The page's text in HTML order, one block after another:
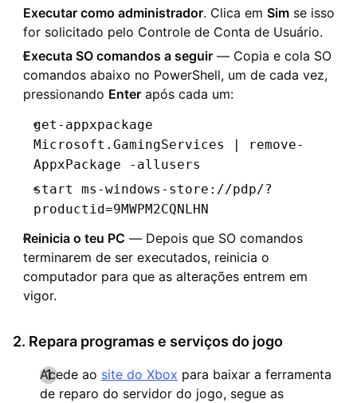
Executar como administrador. Clica em Sim se isso
for solicitado pelo Controle de Conta de Usuário.
Executa SO comandos a seguir — Copia e cola SO
comandos abaixo no PowerShell, um de cada vez,
pressionando Enter após cada um:
get-appxpackage
Microsoft.GamingServices | remove-
AppxPackage -allusers
start ms-windows-store://pdp/?
productid=9MWPM2CQNLHN
Reinicia o teu PC — Depois que SO comandos
terminarem de ser executados, reinicia o
computador para que as alterações entrem em
vigor.
2. Repara programas e serviços do jogo
Acede ao site do Xbox para baixar a ferramenta
de reparo do servidor do jogo, segue as